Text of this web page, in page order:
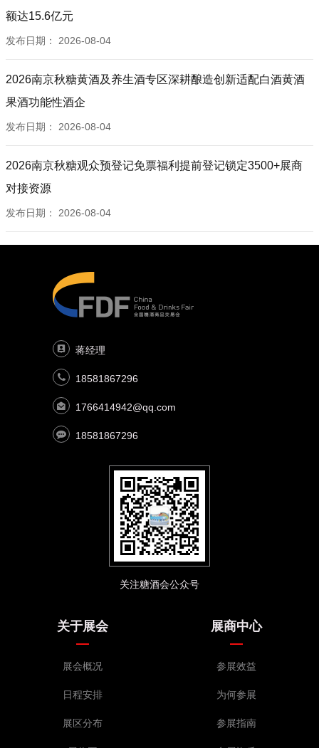
额达15.6亿元
发布日期： 2026-08-04
2026南京秋糖黄酒及养生酒专区深耕酿造创新适配白酒黄酒
果酒功能性酒企
发布日期： 2026-08-04
2026南京秋糖观众预登记免票福利提前登记锁定3500+展商
对接资源
发布日期： 2026-08-04
蒋经理
18581867296
1766414942@qq.com
18581867296
关注糖酒会公众号
关于展会
展会概况
日程安排
展区分布
展商中心
参展效益
为何参展
参展指南